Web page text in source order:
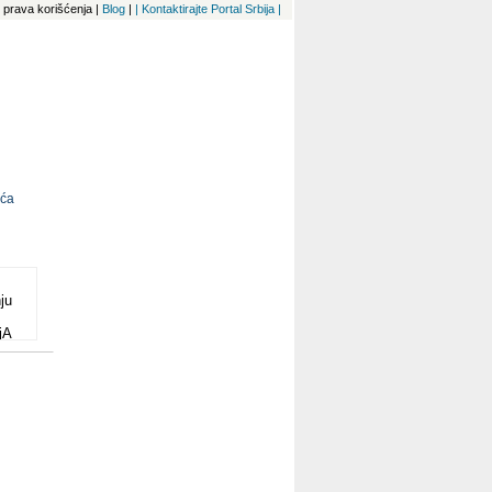
prava korišćenja | Blog | | Kontaktirajte Portal Srbija |